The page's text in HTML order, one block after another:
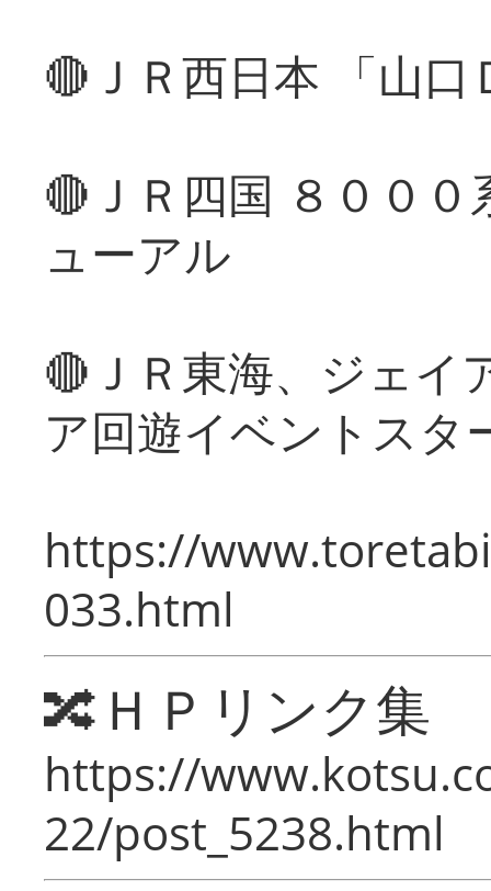
🔴ＪＲ西日本 「山
🔴ＪＲ四国 ８００
ューアル
🔴ＪＲ東海、ジェイ
ア回遊イベントスタ
https://
033.html
🔀ＨＰリンク集
https://
22/post_5238.html